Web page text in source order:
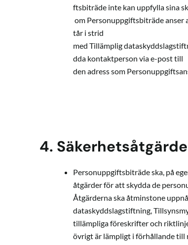
ftsbiträde inte kan uppfylla sina
om Personuppgiftsbiträde
tår i strid
med Tillämplig
dda kontaktperson via e-post till
den adress som
4.
Personuppgiftsbiträde ska, på
åtgärder för att skydda de
Åtgärderna ska åtminstone
dataskyddslagstiftning,
tillämpliga föreskrifter och
övrigt är lämpligt i förhållande till